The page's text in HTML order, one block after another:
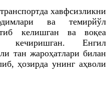
хавфсизликни
ва темирйўл
келишган ва воқеа
кечиришган. Енгил
тан жароҳатлари билан
ҳозирда унинг аҳволи